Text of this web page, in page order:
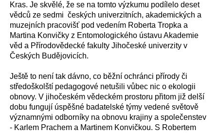
Kras. Je skvělé, že se na tomto výzkumu podílelo deset
vědců ze sedmi českých univerzitních, akademických a
muzejních pracovišť pod vedením Roberta Tropka a
Martina Konvičky z Entomologického ústavu Akademie
věd a Přírodovědecké fakulty Jihočeské univerzity v
Českých Budějovicích.
Ještě to není tak dávno, co běžní ochránci přírody či
středoškolští pedagogové netušili vůbec nic o ekologii
obnovy. V jihočeském vědeckém prostoru přitom již delší
dobu fungují úspěšné badatelské týmy vedené světově
významnými odborníky na obnovu krajiny a společenstev
- Karlem Prachem a Martinem Konvičkou. S Robertem